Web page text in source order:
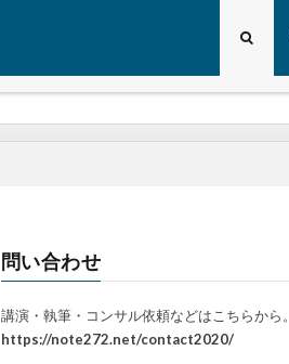
問い合わせ
講演・執筆・コンサル依頼などはこちらから。
https://note272.net/contact2020/